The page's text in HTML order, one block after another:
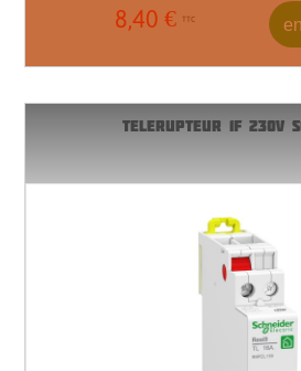
8,40 € TTC
TELERUPTEUR 1F 230V